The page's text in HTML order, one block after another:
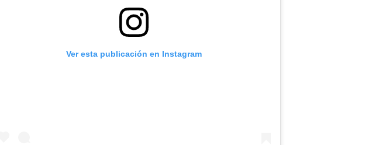
Ver esta publicación en Instagram